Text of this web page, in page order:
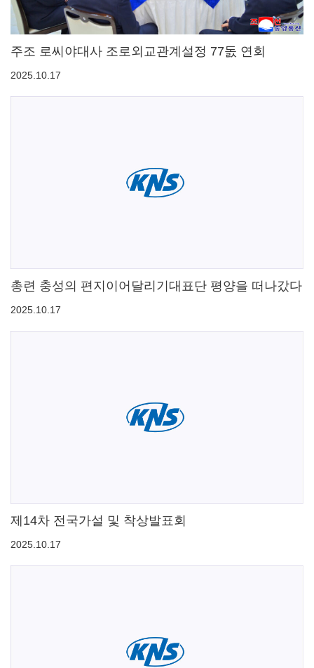
주조 로씨야대사 조로외교관계설정 77돐 연회
2025.10.17
총련 충성의 편지이어달리기대표단 평양을 떠나갔다
2025.10.17
제14차 전국가설 및 착상발표회
2025.10.17